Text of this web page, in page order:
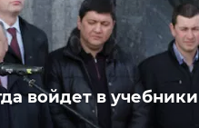
войдет в учебники